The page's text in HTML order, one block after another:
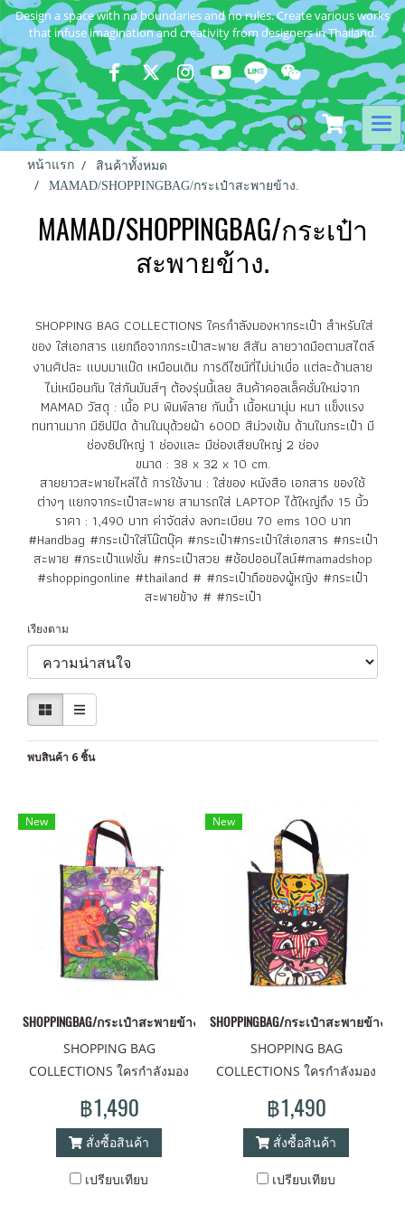
Design a space with no boundaries and no rules. Create various works
that infuse imagination and creativity from designers in Thailand.
หน้าแรก
สินค้าทั้งหมด
MAMAD/SHOPPINGBAG/กระเป๋าสะพายข้าง.
MAMAD/SHOPPINGBAG/กระเป๋า
สะพายข้าง.
SHOPPING BAG COLLECTIONS ใครกำลังมองหากระเป๋า สำหรับใส่
ของ ใส่เอกสาร แยกถือจากกระเป๋าสะพาย สีสัน ลายวาดมือตามสไตล์
งานศิปละ แบบมาแม๊ด เหมือนเดิม การดีไซน์ที่ไม่น่าเบื่อ แต่ละด้านลาย
ไม่เหมือนกัน ใส่กันมันส์ๆ ต้องรุ่นนี้เลย สินค้าคอลเล็คชั่นใหม่จาก
MAMAD วัสดุ : เนื้อ PU พิมพ์ลาย กันน้ำ เนื้อหนานุ่ม หนา แข็งแรง
ทนทานมาก มีซิปปิด ด้านในบุด้วยผ้า 600D สีม่วงเข้ม ด้านในกระเป๋า มี
ช่องซิปใหญ่ 1 ช่องและ มีช่องเสียบใหญ่ 2 ช่อง
ขนาด : 38 x 32 x 10 cm.
สายยาวสะพายไหล่ได้ การใช้งาน : ใส่ของ หนังสือ เอกสาร ของใช้
ต่างๆ แยกจากระเป๋าสะพาย สามารถใส่ LAPTOP ได้ใหญ่ถึง 15 นิ้ว
ราคา : 1,490 บาท ค่าจัดส่ง ลงทะเบียน 70 ems 100 บาท
#Handbag #กระเป๋าใส่โน๊ตบุ๊ค #กระเป๋า#กระเป๋าใส่เอกสาร #กระเป๋า
สะพาย #กระเป๋าเเฟชั่น #กระเป๋าสวย #ช้อปออนไลน์#mamadshop
#shoppingonline #thailand # #กระเป๋าถือของผู้หญิง #กระเป๋า
สะพายข้าง # #กระเป๋า
เรียงตาม
พบสินค้า 6 ชิ้น
New
SHOPPINGBAG/กระเป๋าสะพายข้าง6
SHOPPING BAG
COLLECTIONS ใครกำลังมอง
เอกสาร แยกถือจากกระเป๋า
สะพาย สีสัน ลายวาดมือตาม
สไตล์ งานศิปละ แบบมาแม๊ด
เหมือนเดิม การดีไซน์ที่ไม่น่า
฿1,490
สั่งซื้อสินค้า
เปรียบเทียบ
New
SHOPPINGBAG/กระเป๋าสะพายข้าง5
SHOPPING BAG
COLLECTIONS ใครกำลังมอง
เอกสาร แยกถือจากกระเป๋า
สะพาย สีสัน ลายวาดมือตาม
สไตล์ งานศิปละ แบบมาแม๊ด
เหมือนเดิม การดีไซน์ที่ไม่น่า
฿1,490
สั่งซื้อสินค้า
เปรียบเทียบ